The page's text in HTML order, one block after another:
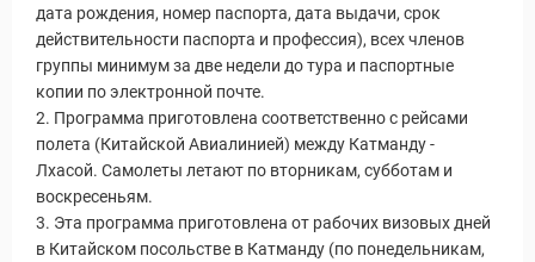
дата рождения, номер паспорта, дата выдачи, срок
действительности паспорта и профессия), всех членов
группы минимум за две недели до тура и паспортные
копии по электронной почте.
2. Программа приготовлена соответственно с рейсами
полета (Китайской Авиалинией) между Катманду -
Лхасой. Самолеты летают по вторникам, субботам и
воскресеньям.
3. Эта программа приготовлена от рабочих визовых дней
в Китайском посольстве в Катманду (по понедельникам,